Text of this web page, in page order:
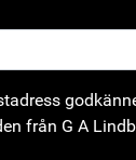
från G A